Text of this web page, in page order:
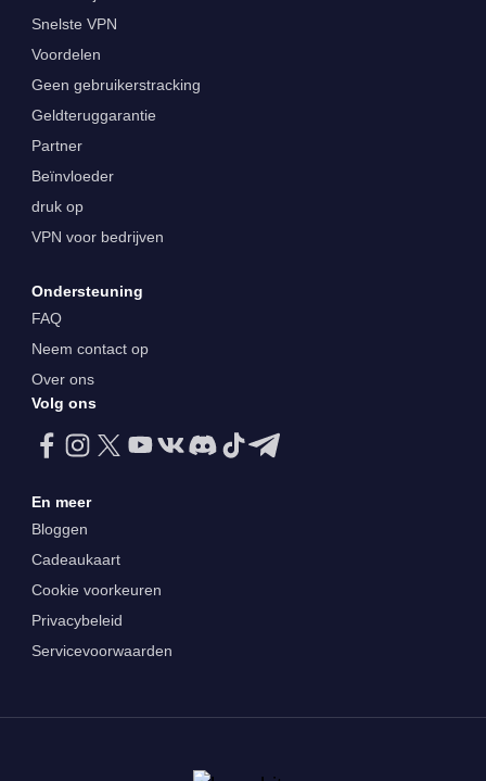
Snelste VPN
Voordelen
Geen gebruikerstracking
Geldteruggarantie
Partner
Beïnvloeder
druk op
VPN voor bedrijven
Ondersteuning
FAQ
Neem contact op
Over ons
Volg ons
En meer
Bloggen
Cadeaukaart
Cookie voorkeuren
Privacybeleid
Servicevoorwaarden